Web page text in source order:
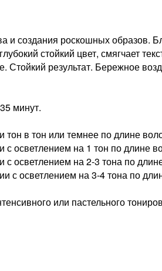
и создания роскошных образов.
стойкий цвет, смягчает
Стойкий результат. Бережное
минут.
в тон или темнее по длине
осветлением на 1 тон по длине
осветлением на 2-3 тона по
с осветлением на 3-4 тона по
или пастельного